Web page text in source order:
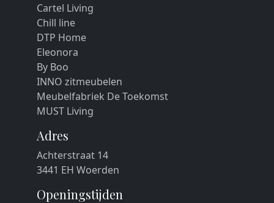
Cartel Living
Chill line
DTP Home
Eleonora
By Boo
INNO zitmeubelen
Meubelfabriek De Toekomst
MUST Living
Adres
Achterstraat 14
3441 EH Woerden
Openingstijden